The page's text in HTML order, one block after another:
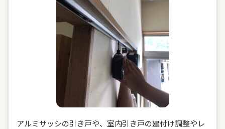
アルミサッシの引き戸や、室内引き戸の建付け調整やレ